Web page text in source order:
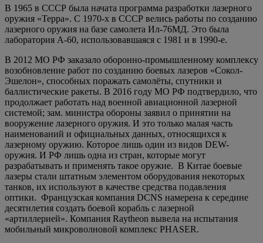
В 1965 в СССР была начата программа разработки лазерного
оружия «Терра». С 1970-х в СССР велись работы по созданию
лазерного оружия на базе самолета Ил-76МД. Это была
лаборатория А-60, использовавшаяся с 1981 и в 1990-е.
В 2012 МО РФ заказало оборонно-промышленному комплексу
возобновление работ по созданию боевых лазеров «Сокол-
Эшелон», способных поражать самолёты, спутники и
баллистические ракеты. В 2016 году МО РФ подтвердило, что
продолжает работать над военной авиационной лазерной
системой; зам. министра обороны заявил о принятии на
вооружение лазерного оружия. И это только малая часть
наименований и официальных данных, относящихся к
лазерному оружию. Которое лишь один из видов DEW-
оружия. И РФ лишь одна из стран, которые могут
разрабатывать и применять такое оружие. В Китае боевые
лазеры стали штатным элементом оборудования некоторых
танков, их используют в качестве средства подавления
оптики. Французская компания DCNS намерена к середине
десятилетия создать боевой корабль с лазерной
«артиллерией». Компания Raytheon вывела на испытания
мобильный микроволновой комплекс PHASER.